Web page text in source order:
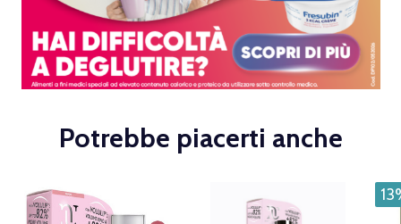
Potrebbe piacerti anche